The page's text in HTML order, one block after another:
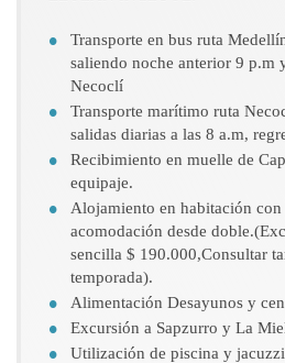
Transporte en bus ruta
saliendo noche anterior 9 p.m
Necoclí
Transporte marítimo ruta
salidas diarias a las 8 a.m,
Recibimiento en muelle de
equipaje.
Alojamiento en habitación
acomodación desde
sencilla $ 190.000,Consultar
temporada).
Alimentación Desayunos y
Excursión a Sapzurro y La
Utilización de piscina y